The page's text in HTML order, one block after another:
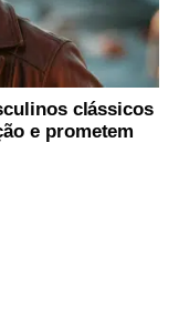
clássicos
e prometem